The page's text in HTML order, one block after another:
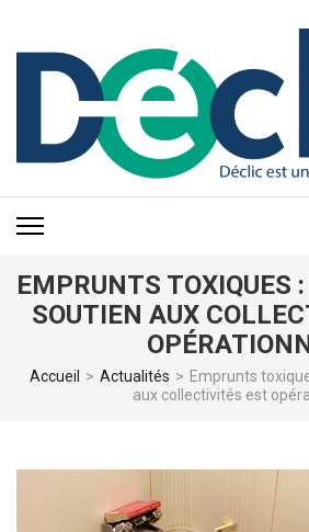
EMPRUNTS TOXIQUES
SOUTIEN AUX
Accueil > Actualités > Emprunts
aux collectivités est